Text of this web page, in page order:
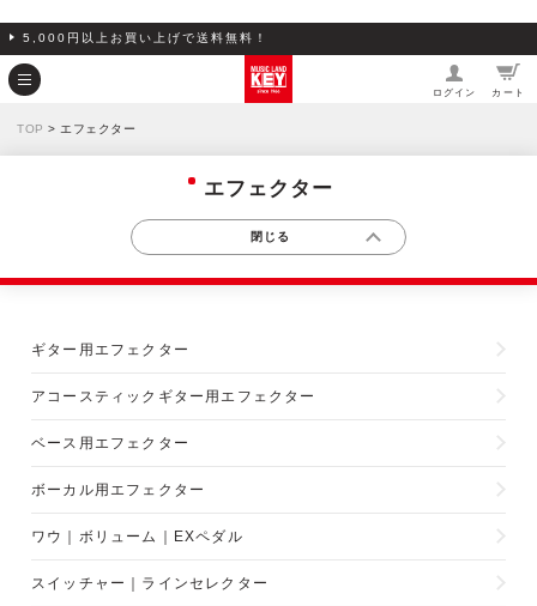
5,000円以上お買い上げで送料無料！
ログイン カート
TOP > エフェクター
エフェクター
ギター用エフェクター
アコースティックギター用エフェクター
ベース用エフェクター
ボーカル用エフェクター
ワウ｜ボリューム｜EXペダル
スイッチャー｜ラインセレクター